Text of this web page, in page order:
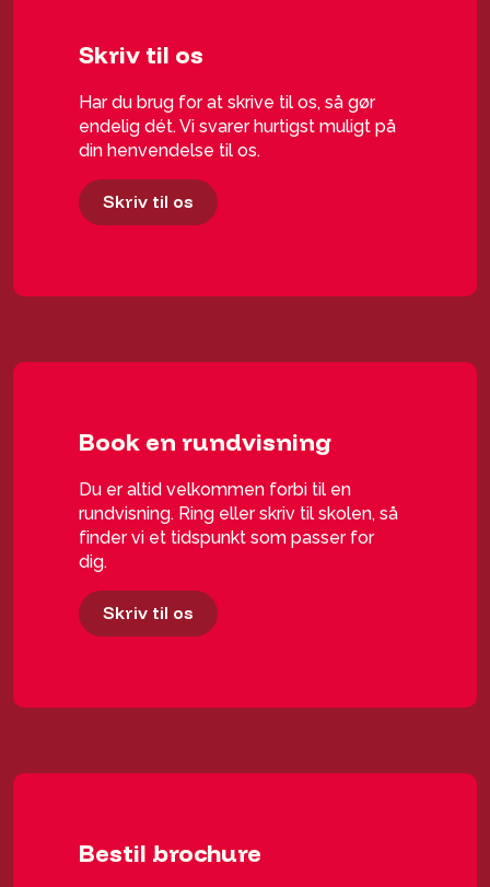
Skriv til os
Har du brug for at skrive til os, så gør
endelig dét. Vi svarer hurtigst muligt på
din henvendelse til os.
Skriv til os
Book en rundvisning
Du er altid velkommen forbi til en
rundvisning. Ring eller skriv til skolen, så
finder vi et tidspunkt som passer for
dig.
Skriv til os
Bestil brochure